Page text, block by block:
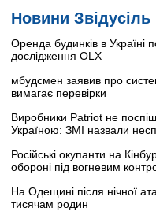
Новини Звідусіль
Оренда будинків в
дослідження OLX
мбудсмен заявив про
вимагає перевірки
Виробники Patriot не
Україною: ЗМІ назвали
Російські окупанти на
обороні під вогневим
На Одещині після нічної
тисячам родин